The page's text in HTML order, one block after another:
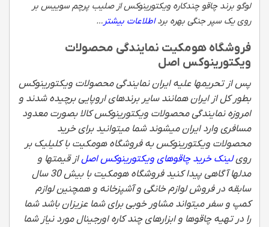
لوگو برند چاقو چندکاره ویکتورینوکس از صلیب پرچم سوییس بر
روی یک سپر جنگی بهره برداطلاعات بیشتر…
فروشگاه هومکیت نمایندگی محصولات
ویکتورینوکس اصل
پس از تحریمها علیه ایران نمایندگی محصولات ویکتورینوکس
بطور کل از ایران همانند سایر برندهای اروپایی برچیده شدند و
امروزه نمایندگی محصولات ویکتورینوکس کالا بصورت معدود
مسافری وارد ایران میشوند شما میتوانید برای خرید
محصولات ویکتورینوکس به فروشگاه هومکیت با کلیلیک بر
رویلینک خرید چاقوهای ویکتورینوکس اصلاز قیمتها و
مدلها آگاهی پیدا کنید فروشگاه هومکیت با بیش 30 سال
سابقه در فروش لوازم خانگی و آشپزخانه و همچنین لوازم
کمپ و سفر میتواند مشاور خوبی برای شما عزیزان باشد شما
را در تهیه چاقوها و ابزارهای چند کاره اورجینال مورد نیاز شما